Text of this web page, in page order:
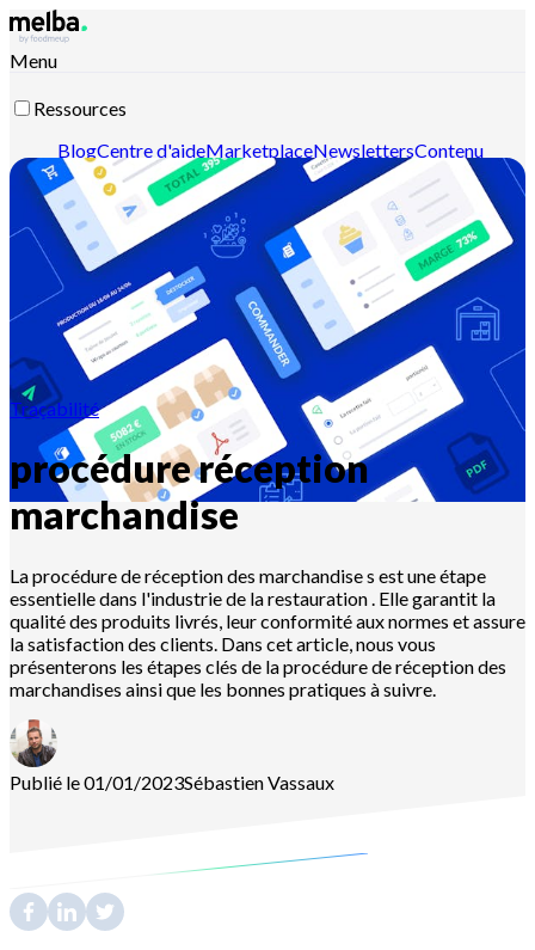
Menu
Ressources
BlogCentre d'aideMarketplaceNewslettersContenu
intelligentDocumentation APIDocumentation MCP
Contactez-nousDécouvrir melba
Traçabilité
procédure réception
marchandise
La procédure de réception des marchandise s est une étape
essentielle dans l'industrie de la restauration . Elle garantit la
qualité des produits livrés, leur conformité aux normes et assure
la satisfaction des clients. Dans cet article, nous vous
présenterons les étapes clés de la procédure de réception des
marchandises ainsi que les bonnes pratiques à suivre.
Publié le 01/01/2023SébastienVassaux